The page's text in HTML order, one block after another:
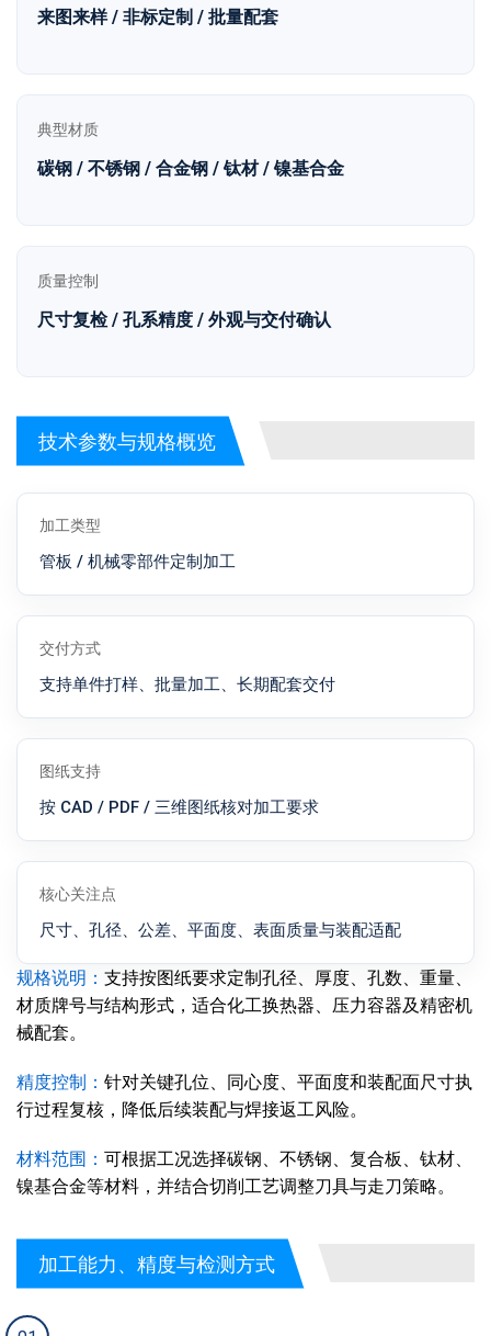
来图来样 / 非标定制 / 批量配套
典型材质
碳钢 / 不锈钢 / 合金钢 / 钛材 / 镍基合金
质量控制
尺寸复检 / 孔系精度 / 外观与交付确认
技术参数与规格概览
加工类型
管板 / 机械零部件定制加工
交付方式
支持单件打样、批量加工、长期配套交付
图纸支持
按 CAD / PDF / 三维图纸核对加工要求
核心关注点
尺寸、孔径、公差、平面度、表面质量与装配适配
规格说明： 支持按图纸要求定制孔径、厚度、孔数、重量、
材质牌号与结构形式，适合化工换热器、压力容器及精密机
械配套。
精度控制： 针对关键孔位、同心度、平面度和装配面尺寸执
行过程复核，降低后续装配与焊接返工风险。
材料范围： 可根据工况选择碳钢、不锈钢、复合板、钛材、
镍基合金等材料，并结合切削工艺调整刀具与走刀策略。
加工能力、精度与检测方式